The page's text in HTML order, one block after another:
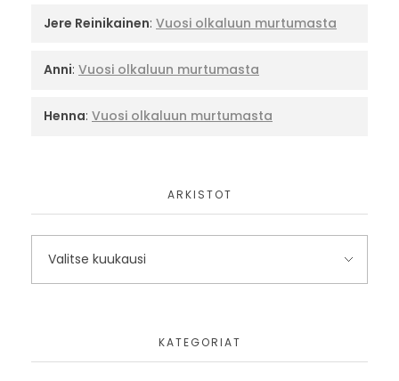
Jere Reinikainen: Vuosi olkaluun murtumasta
Anni: Vuosi olkaluun murtumasta
Henna: Vuosi olkaluun murtumasta
ARKISTOT
KATEGORIAT